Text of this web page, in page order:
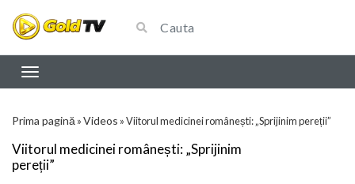
Prima pagină »Videos »Viitorul medicinei românești: „Sprijinim pereții”
Viitorul medicinei românești: „Sprijinim
pereții”